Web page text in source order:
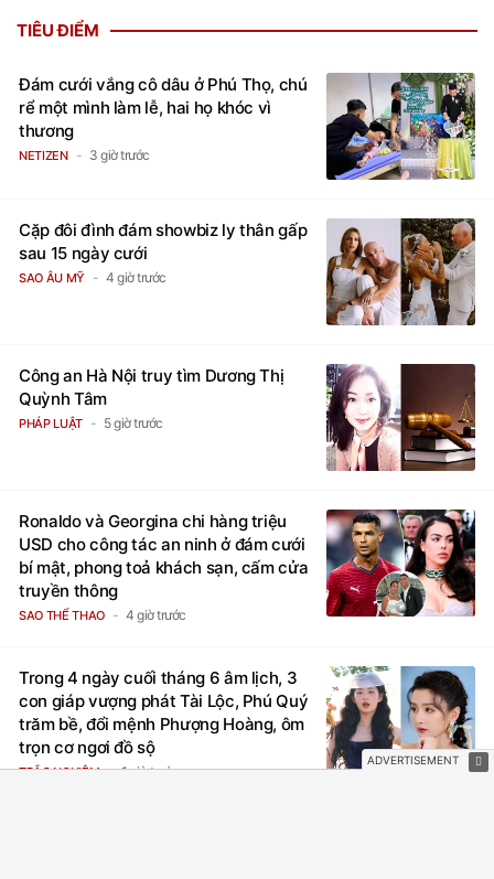
TIÊU ĐIỂM
Đám cưới vắng cô dâu ở Phú Thọ, chú
rể một mình làm lễ, hai họ khóc vì
thương
NETIZEN 3 giờ trước
Cặp đôi đình đám showbiz ly thân gấp
sau 15 ngày cưới
SAO ÂU MỸ 4 giờ trước
Công an Hà Nội truy tìm Dương Thị
Quỳnh Tâm
PHÁP LUẬT 5 giờ trước
Ronaldo và Georgina chi hàng triệu
USD cho công tác an ninh ở đám cưới
bí mật, phong toả khách sạn, cấm cửa
truyền thông
SAO THỂ THAO 4 giờ trước
Trong 4 ngày cuối tháng 6 âm lịch, 3
con giáp vượng phát Tài Lộc, Phú Quý
trăm bề, đổi mệnh Phượng Hoàng, ôm
trọn cơ ngơi đồ sộ
TRẮC NGHIỆM 1 giờ trước